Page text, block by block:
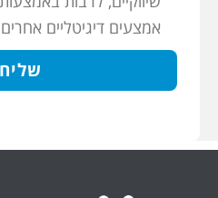
אמצעים דיגיטליים